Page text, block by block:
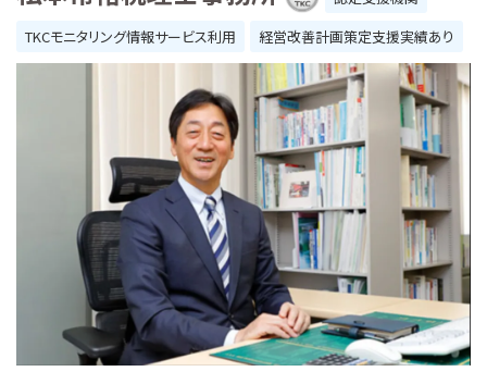
TKCモニタリング情報サービス利用
経営改善計画策定支援実績あり